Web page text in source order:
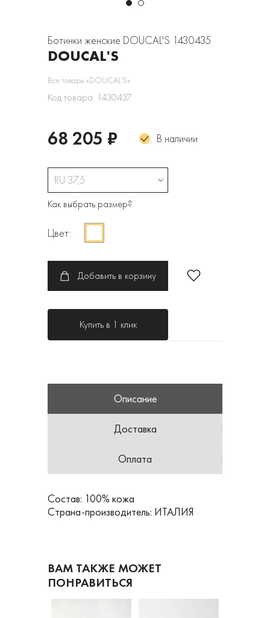
Ботинки женские DOUCAL'S 1430435
DOUCAL'S
Все товары «DOUCAL'S»
Код товара: 1430437
68 205 ₽ В наличии
RU 37,5
Как выбрать размер?
Цвет:
Добавить в корзину
Купить в 1 клик
Описание
Доставка
Оплата
Состав: 100% кожа
Страна-производитель: ИТАЛИЯ
ВАМ ТАКЖЕ МОЖЕТ
ПОНРАВИТЬСЯ